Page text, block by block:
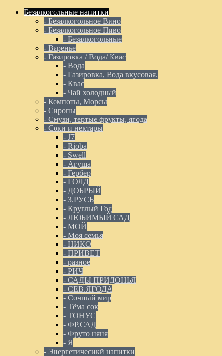
Безалкогольные напитки
- Безалкогольное Вино
- Безалкогольное Пиво
- Безалкогольные
- Варенье
- Газировка / Вода/ Квас
- Вода
- Газировка, Вода вкусовая.
- Квас
- Чай холодный
- Компоты, Морсы
- Сиропы
- Смузи, тертые фрукты, ягода
- Соки и нектары
- J7
- Rioba
- Swell
- Агуша
- Гербер
- ГОЛД
- ДОБРЫЙ
- З.РУСЬ
- Круглый Год
- ЛЮБИМЫЙ САД
- МОЙ
- Моя семья
- НИКО
- ПРИВЕТ
- разное
- РИЧ
- САДЫ ПРИДОНЬЯ
- СЕВ.ЯГОДА
- Сочный мир
- Тёма сок
- ТОНУС
- ФР.САД
- Фруто няня
- Я
- Энергетичесикй напитки